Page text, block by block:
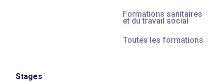
Formations sanitaires
et du travail social
Toutes les formations
Stages